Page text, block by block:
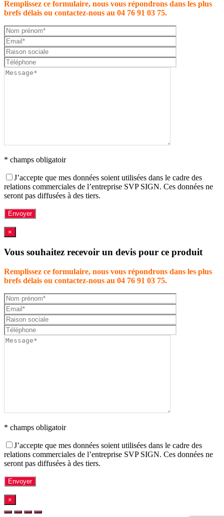
Remplissez ce formulaire, nous vous répondrons dans les plus
brefs délais ou contactez-nous au 04 76 91 03 75.
* champs obligatoir
J’accepte que mes données soient utilisées dans le cadre des
relations commerciales de l’entreprise SVP SIGN. Ces données ne
seront pas diffusées à des tiers.
×
Vous souhaitez recevoir un devis pour ce produit
Remplissez ce formulaire, nous vous répondrons dans les plus
brefs délais ou contactez-nous au 04 76 91 03 75.
* champs obligatoir
J’accepte que mes données soient utilisées dans le cadre des
relations commerciales de l’entreprise SVP SIGN. Ces données ne
seront pas diffusées à des tiers.
×